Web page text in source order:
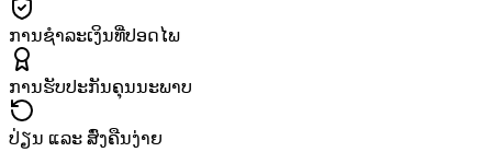
ການຊຳລະເງິນທີ່ປອດໄພ
ການຮັບປະກັນຄຸນນະພາບ
ປ່ຽນ ແລະ ສົ່ງຄືນງ່າຍ